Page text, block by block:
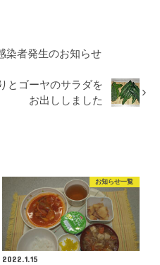
染者発生のお知らせ
とゴーヤのサラダを
お出ししました
お知らせ一覧
2022.1.15